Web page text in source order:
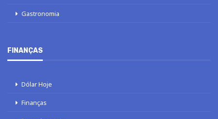
Gastronomia
FINANÇAS
Dólar Hoje
Finanças